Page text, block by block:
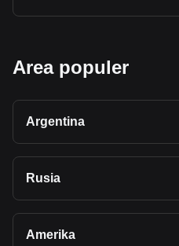
Area populer
Argentina
Rusia
Amerika